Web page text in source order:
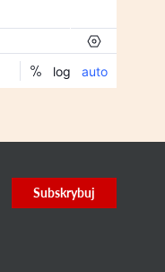
Subskrybuj